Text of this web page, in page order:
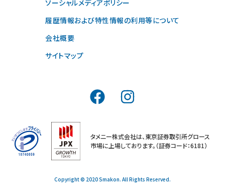
ソーシャルメディアポリシー
履歴情報および特性情報の利用等について
会社概要
サイトマップ
タメニー株式会社は、東京証券取引所グロース
市場に上場しております。（証券コード：6181）
Copyright © 2020 Smakon. All Rights Reserved.